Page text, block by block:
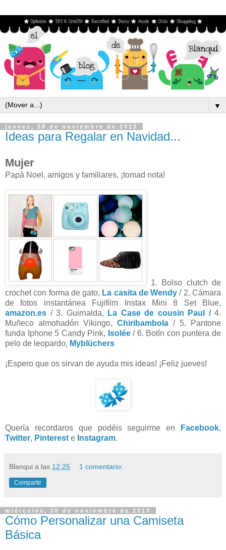
▼
jueves, 28 de noviembre de 2013
Ideas para Regalar en Navidad...
Mujer
Papá Noel, amigos y familiares, ¡tomad nota!
1. Bolso clutch de
crochet con forma de gato, La casita de Wendy / 2.Cámara
de fotos instantánea Fujifilm Instax Mini 8 Set Blue,
amazon.es / 3. Guirnalda, La Case de cousin Paul /4.
Muñeco almohadón Vikingo, Chiribambola / 5. Pantone
funda Iphone 5 Candy Pink, Isolée/ 6. Botín con puntera de
pelo de leopardo, Myblüchers
¡Espero que os sirvan de ayuda mis ideas! ¡Feliz jueves!
Quería recordaros que podéis seguirme en Facebook,
Twitter, Pinterest e Instagram.
Blanqui a las 12:25 1 comentario:
Compartir
miércoles, 20 de noviembre de 2013
Cómo Personalizar una Camiseta
Básica